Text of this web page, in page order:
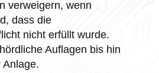
verweigern, wenn
dass die
nicht erfüllt wurde.
Auflagen bis hin
Anlage.